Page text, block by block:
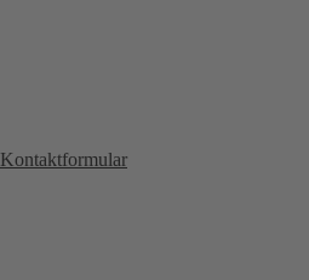
Kontaktformular